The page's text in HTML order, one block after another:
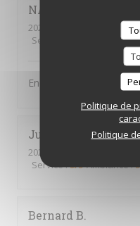
Politique de
Politique
NATHALIE
2024-01-27
- 19:30 -
Service
Ambiance:5
Endroit très sympa,
Julie
2024-01-27
Service:5/5 Ambiance:5
Bernard B